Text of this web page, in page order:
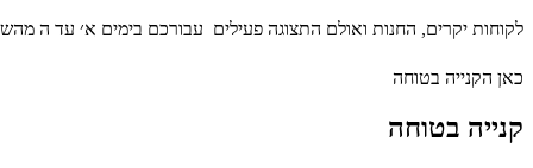
לקוחות יקרים, החנות ואולם התצוגה פעילים עבורכם בימים א׳ עד ה מהשעה 09:00 עד השעה 17:00 . המסילה
כאן הקנייה בטוחה
קנייה בטוחה